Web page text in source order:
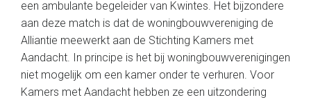
een ambulante begeleider van Kwintes. Het bijzondere
aan deze match is dat de woningbouwvereniging de
Alliantie meewerkt aan de Stichting Kamers met
Aandacht. In principe is het bij woningbouwverenigingen
niet mogelijk om een kamer onder te verhuren. Voor
Kamers met Aandacht hebben ze een uitzondering